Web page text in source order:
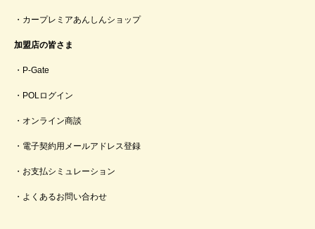
カープレミアあんしんショップ
加盟店の皆さま
P-Gate
POLログイン
オンライン商談
電子契約用メールアドレス登録
お支払シミュレーション
よくあるお問い合わせ